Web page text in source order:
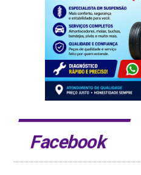
Facebook